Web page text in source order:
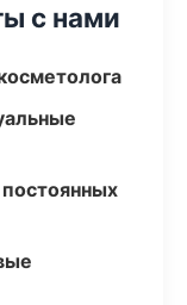
с нами